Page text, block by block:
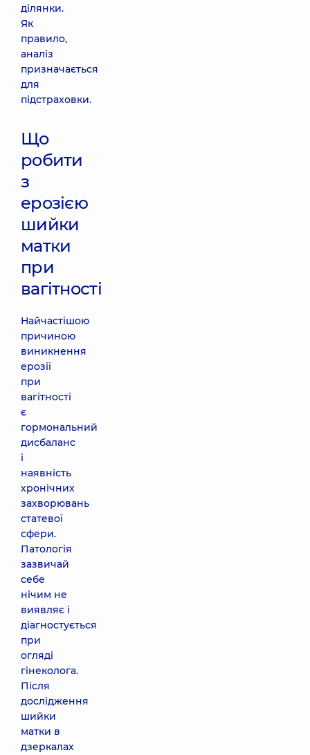
ділянки.
Як
правило,
аналіз
призначається
для
підстраховки.
Що
робити
з
ерозією
шийки
матки
при
вагітності
Найчастішою
причиною
виникнення
ерозії
при
вагітності
є
гормональний
дисбаланс
і
наявність
хронічних
захворювань
статевої
сфери.
Патологія
зазвичай
себе
нічим не
виявляє і
діагностується
при
огляді
гінеколога.
Після
дослідження
шийки
матки в
дзеркалах